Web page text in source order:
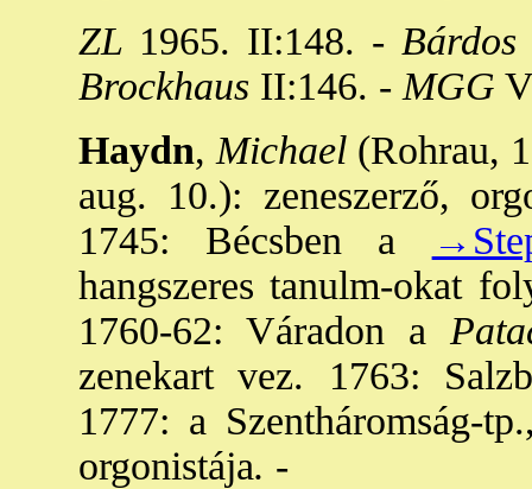
ZL 1965. II:148. - Bárdos
Brockhaus II:146. - MGG
Haydn, Michael (Rohrau,
aug. 10.): zeneszerző,
1745: Bécsben a
hangszeres tanulm-okat
1760-62: Váradon a
zenekart vez. 1763:
1777: a Szentháromság-
orgonistája. -